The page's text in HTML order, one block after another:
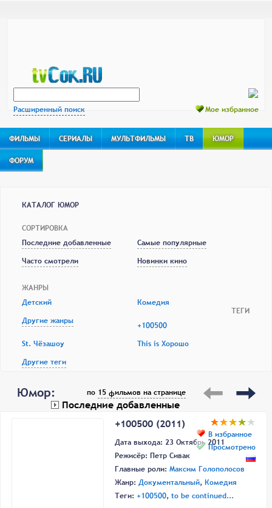
Расширенный поиск Мое избранное
ФИЛЬМЫ СЕРИАЛЫ МУЛЬТФИЛЬМЫ ТВ
ЮМОР
ФОРУМ
КАТАЛОГ ЮМОР
СОРТИРОВКА
Последние добавленные
Самые популярные
Часто смотрели
Новинки кино
ЖАНРЫ
Детский
Комедия
Другие жанры
ТЕГИ
+100500
St. Чёзашоу
This is Хорошо
Другие теги
по 15 фильмов на странице
Последние добавленные
Юмор:
В избранное
Просмотрено
+100500 (2011)
Дата выхода: 23 Октябрь 2011
Режисёр: Петр Сивак
Главные роли: Максим Голополосов
Жанр: Документальный, Комедия
Теги: +100500, to be continued...